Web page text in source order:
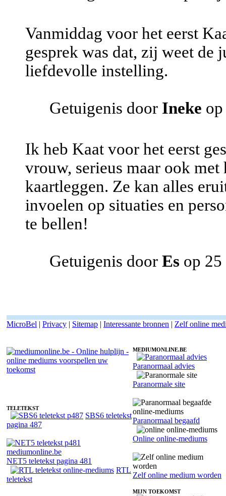
Vanmiddag voor het eerst
gesprek was dat, zij weet de
liefdevolle instelling.
Getuigenis door Ineke
Ik heb Kaat voor het eerst
vrouw, serieus maar ook
kaartleggen. Ze kan alles
invoelen op situaties en
te bellen!
Getuigenis door Es op 25
MicroBel | Privacy | Sitemap | Interessante bronnen | Zelf online
TELETEKST
SBS6 teletekst
pagina 487
NET5 teletekst pagina 481
RTL
teletekst
MEDIUMONLINE.BE
Paranormaal advies
Paranormale site
Paranormaal begaafd
Online online-mediums
Zelf online medium worden
MIJN TOEKOMST